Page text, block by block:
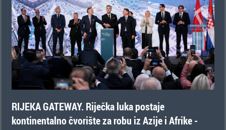
RIJEKA GATEWAY. Riječka luka postaje
kontinentalno čvorište za robu iz Azije i Afrike -